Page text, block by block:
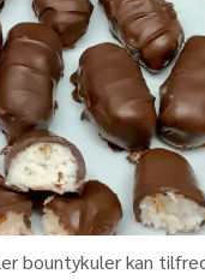
bountykuler kan